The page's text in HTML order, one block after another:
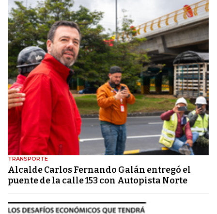
TRANSPORTE
Alcalde Carlos Fernando Galán entregó el
puente de la calle 153 con Autopista Norte